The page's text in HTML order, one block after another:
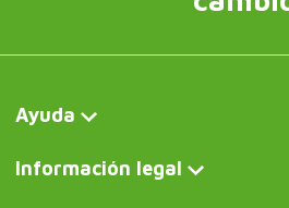
Ayuda
Información legal